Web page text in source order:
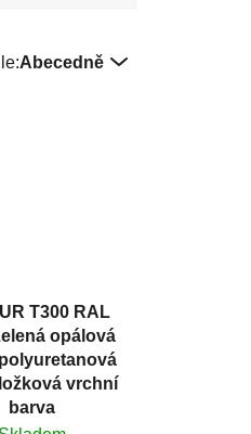
Abecedně
T300 RAL
opálová
vrchní
barva